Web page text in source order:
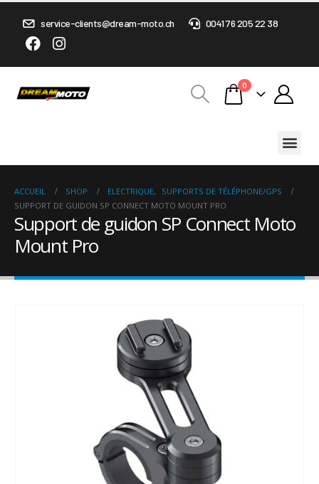
service-clients@dream-moto.ch 0041 76 205 22 38
0
ACCUEIL SHOP ELECTRIQUE,
SUPPORTS DE TÉLÉPHONE/GPS
SUPPORT DE GUIDON SP CONNECT MOTO MOUNT PRO
Support de guidon SP Connect Moto
Mount Pro